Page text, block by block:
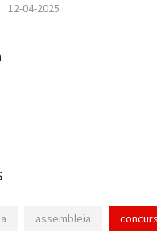
12-04-2025
assembleia